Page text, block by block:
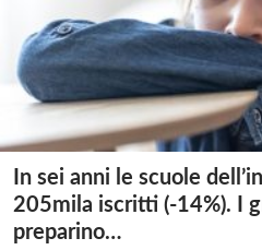
In sei anni le scuole
205mila iscritti (-14%). I
preparino…